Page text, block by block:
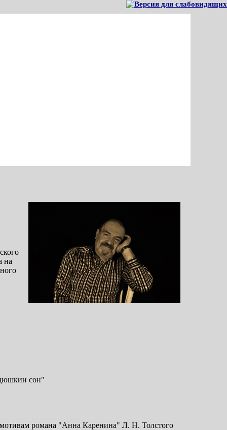
на
сон"
романа "Анна Каренина" Л. Н. Толстого